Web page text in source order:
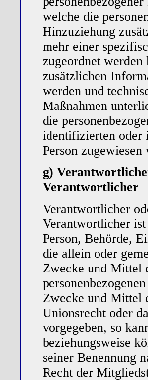
welche die
Hinzuziehung
mehr einer
zugeordnet werden
zusätzlichen
werden und
Maßnahmen
die
identifizierten oder
Person zugewiesen
g)
Verantwortlicher
Verantwortlicher
Verantwortlicher
Person, Behörde,
die allein oder
Zwecke und Mittel
Zwecke und Mittel
Unionsrecht oder
vorgegeben, so
beziehungsweise
seiner Benennung
Recht der